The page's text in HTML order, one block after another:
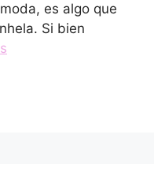
es algo que
Si bien